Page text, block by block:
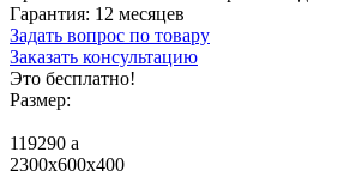
Гарантия: 12 месяцев
Задать вопрос по товару
Заказать консультацию
Это бесплатно!
Размер:
119290 a
2300x600x400